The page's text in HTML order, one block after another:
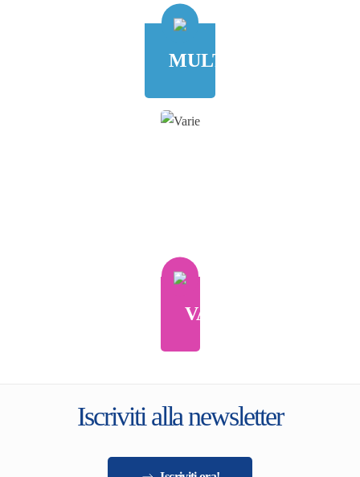
MULTIMEDIA
VARIE
Iscriviti alla newsletter